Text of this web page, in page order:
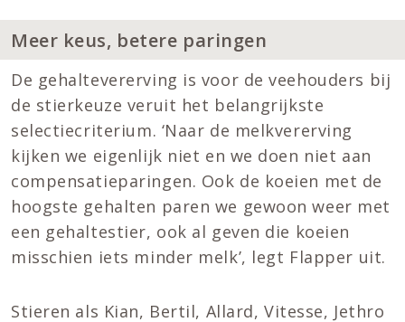
Meer keus, betere paringen
De gehaltevererving is voor de veehouders bij
de stierkeuze veruit het belangrijkste
selectiecriterium. ‘Naar de melkvererving
kijken we eigenlijk niet en we doen niet aan
compensatieparingen. Ook de koeien met de
hoogste gehalten paren we gewoon weer met
een gehaltestier, ook al geven die koeien
misschien iets minder melk’, legt Flapper uit.
Stieren als Kian, Bertil, Allard, Vitesse, Jethro